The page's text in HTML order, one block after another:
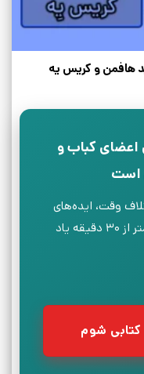
هافمن و کریس یه
اعضای کباب و
است
وقت، ایده‌های
اصلی کتاب‌های مهم دنیا را در کمتر از ۳۰ دقیقه یاد
شوم